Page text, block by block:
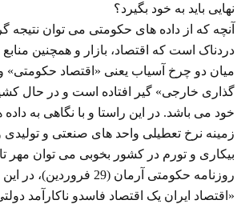
نهایی باید به خود بگیرد؟
آنچه که از داده های حکومتی می توان نتیجه
دردناک است که اقتصاد، بازار و همچنین
میان دو چرخ آسیاب یعنی «اقتصاد حکومتی»
گذاری خارجی» گیر افتاده است و در حال
خود می باشد. در این راستا و با نگاهی به داده
زمینه نرخ تعطیلی واحد های صنعتی و تولیدی
بیکاری و تورم در کشور بخوبی می توان مهر
روزنامه حکومتی آرمان (29
«اقتصاد ایران یک اقتصاد فاسدو ناکارآمد